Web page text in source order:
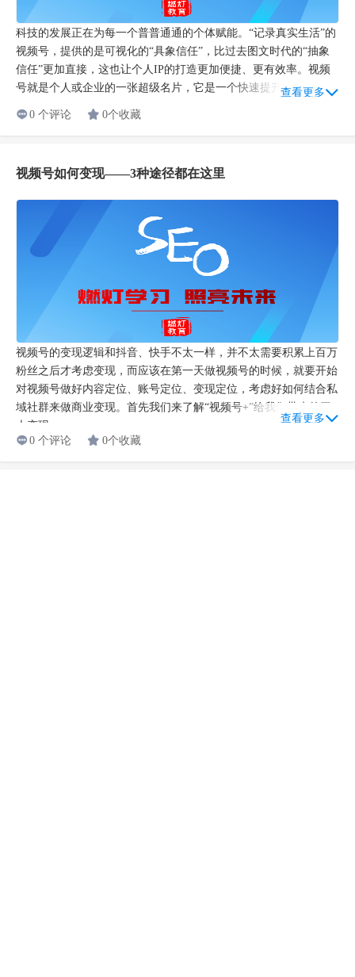
科技的发展正在为每一个普普通通的个体赋能。“记录真实生活”的
视频号，提供的是可视化的“具象信任”，比过去图文时代的“抽象
信任”更加直接，这也让个人IP的打造更加便捷、更有效率。视频
号就是个人或企业的一张超级名片，它是一个快速提升影响力的...
查看更多
0 个评论
0个收藏
视频号如何变现——3种途径都在这里
视频号的变现逻辑和抖音、快手不太一样，并不太需要积累上百万
粉丝之后才考虑变现，而应该在第一天做视频号的时候，就要开始
对视频号做好内容定位、账号定位、变现定位，考虑好如何结合私
域社群来做商业变现。首先我们来了解“视频号+”给我们带来的三
大变现...
查看更多
0 个评论
0个收藏